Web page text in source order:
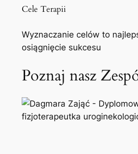
Cele Terapii
Wyznaczanie celów to
osiągnięcie sukcesu
Poznaj nasz